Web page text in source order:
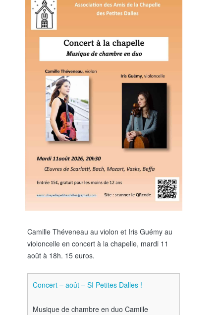
Camille Théveneau au violon et Iris Guémy au
violoncelle en concert à la chapelle, mardi 11
août à 18h. 15 euros.
Concert – août – SI Petites Dalles !
Musique de chambre en duo Camille